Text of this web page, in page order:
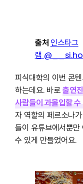
출처 인스타그
램
피식대학의 이번 콘
하는데요. 바로출연
사람들이 과몰입할
자 역할의 페르소나
들이 유튜브에서뿐
수 있게 만들었어요.